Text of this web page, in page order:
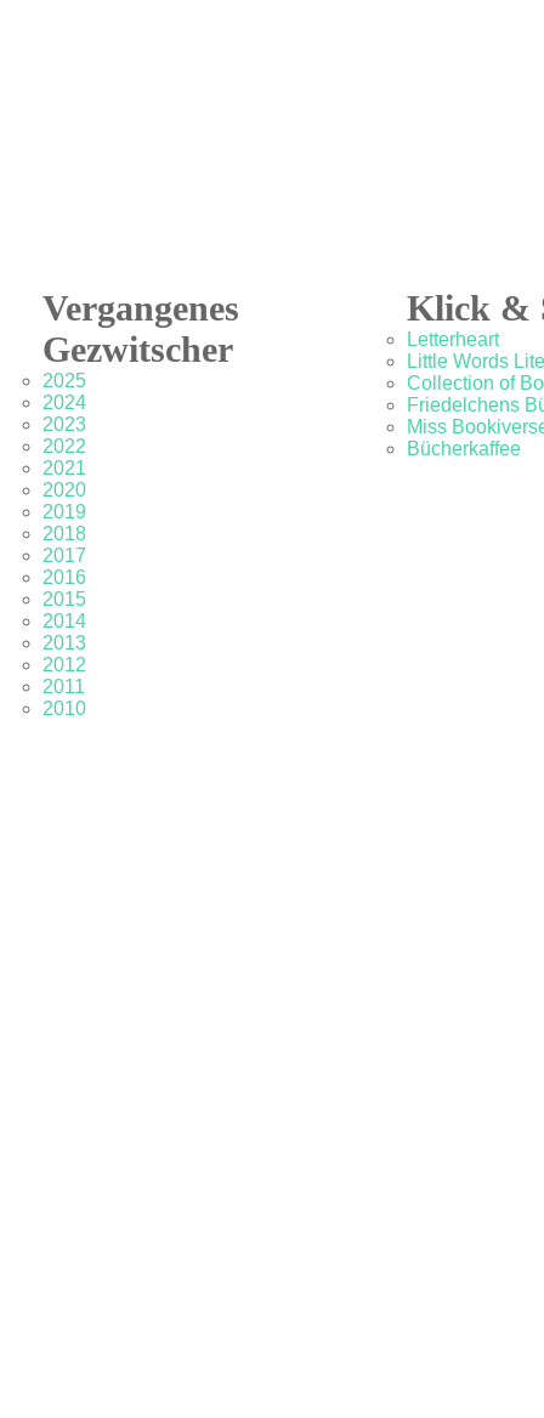
Vergangenes
Gezwitscher
2025
2024
2023
2022
2021
2020
2019
2018
2017
2016
2015
2014
2013
2012
2011
2010
Klick &
Letterheart
Little Words
Collection of
Friedelchens
Miss
Bücherkaffee